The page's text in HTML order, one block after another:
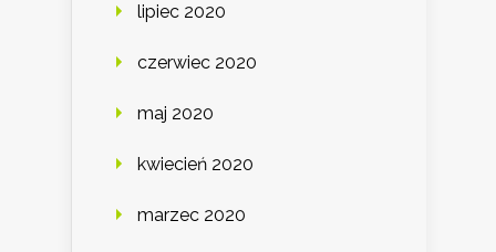
lipiec 2020
czerwiec 2020
maj 2020
kwiecień 2020
marzec 2020